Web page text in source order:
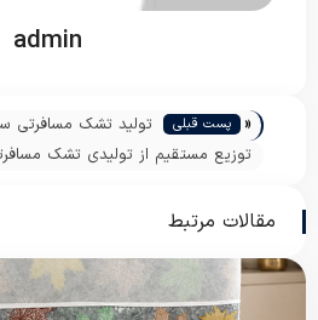
admin
« پست قبلی
تولید تشک مسافرتی
صادرات
توزیع مستقیم از تولیدی تشک
مقالات مرتبط